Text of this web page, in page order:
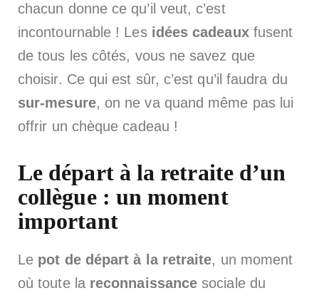
chacun donne ce qu’il veut, c’est
incontournable ! Les idées cadeauxfusent
de tous les côtés, vous ne savez que
choisir. Ce qui est sûr, c’est qu’il faudra du
sur-mesure, on ne va quand même pas lui
offrir un chèque cadeau !
Le départ à la retraite d’un
collègue : un moment
important
Le pot de départ à la retraite, un moment
où toute la reconnaissance sociale du